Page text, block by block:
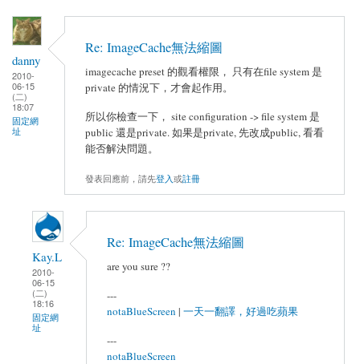
danny
2010-
06-15
(二)
18:07
固定網
址
Re: ImageCache無法縮圖
imagecache preset 的觀看權限， 只有在file system 是
private 的情況下，才會起作用。
所以你檢查一下， site configuration -> file system 是
public 還是private. 如果是private, 先改成public, 看看
能否解決問題。
發表回應前，請先登入或註冊
Kay.L
2010-
06-15
(二)
18:16
固定網
址
Re: ImageCache無法縮圖
are you sure ??
---
notaBlueScreen | 一天一翻譯，好過吃蘋果
---
notaBlueScreen